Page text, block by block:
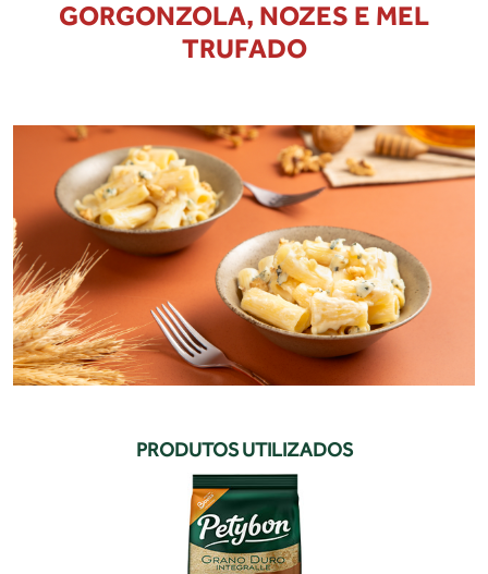
GORGONZOLA, NOZES E MEL
TRUFADO
PRODUTOS UTILIZADOS